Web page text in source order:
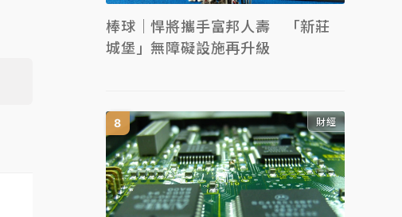
棒球｜悍將攜手富邦人壽 「新莊
城堡」無障礙設施再升級
財經